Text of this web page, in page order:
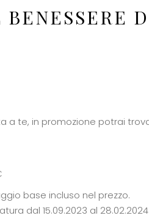
a te, in promozione potrai
base incluso nel prezzo.
dal 15.09.2023 al